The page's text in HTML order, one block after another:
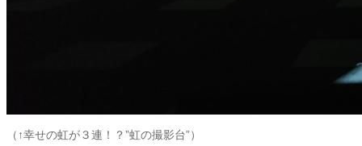
（↑幸せの虹が３連！？”虹の撮影台”）